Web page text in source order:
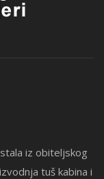
iz obiteljskog
tuš kabina i